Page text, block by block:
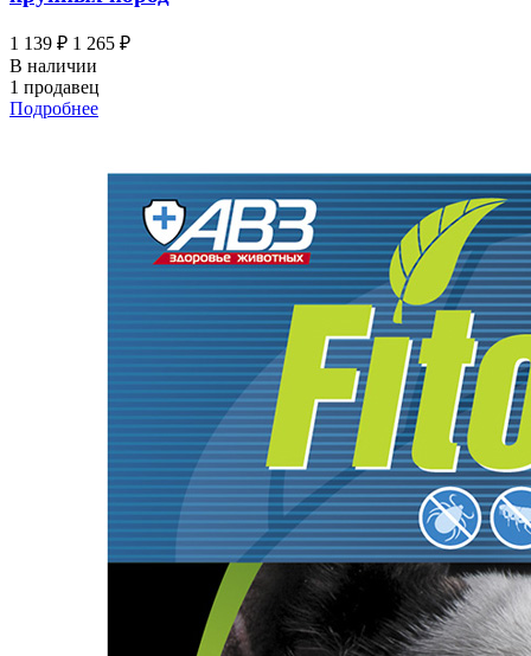
1 139 ₽ 1 265 ₽
В наличии
1 продавец
Подробнее